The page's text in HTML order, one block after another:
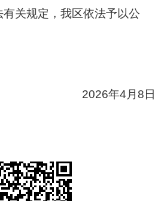
关规定，我区依法予以公
2026年4月8日